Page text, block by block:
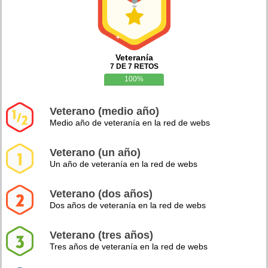
Veteranía
7 DE 7 RETOS
100%
Veterano (medio año)
Medio año de veteranía en la red de webs
Veterano (un año)
Un año de veteranía en la red de webs
Veterano (dos años)
Dos años de veteranía en la red de webs
Veterano (tres años)
Tres años de veteranía en la red de webs